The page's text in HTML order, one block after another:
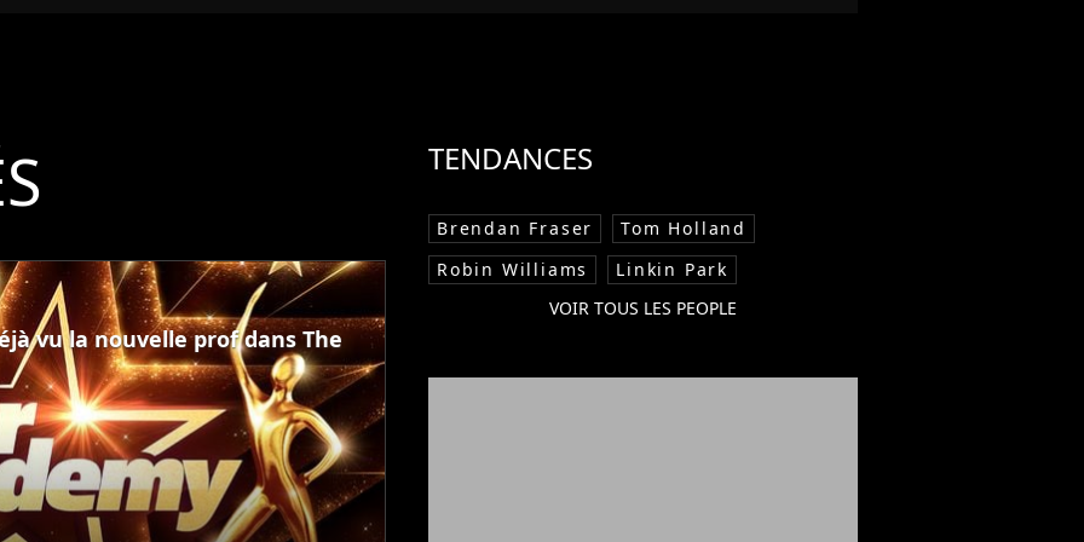
vu la nouvelle prof dans The
TENDANCES
Brendan Fraser
Tom Holland
Robin Williams
Linkin Park
VOIR TOUS LES PEOPLE